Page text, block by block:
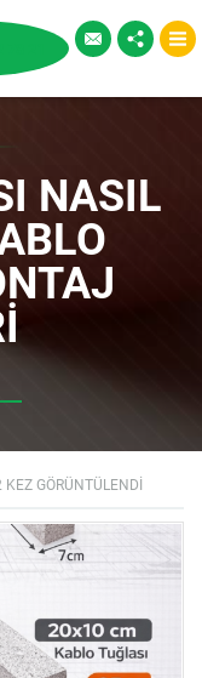
NASIL
KEZ GÖRÜNTÜLENDI